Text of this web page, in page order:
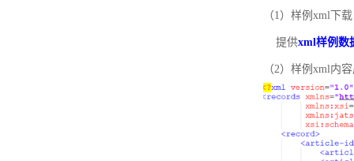
（1）样例xml下载
提供xml样例数
（2）样例xml内